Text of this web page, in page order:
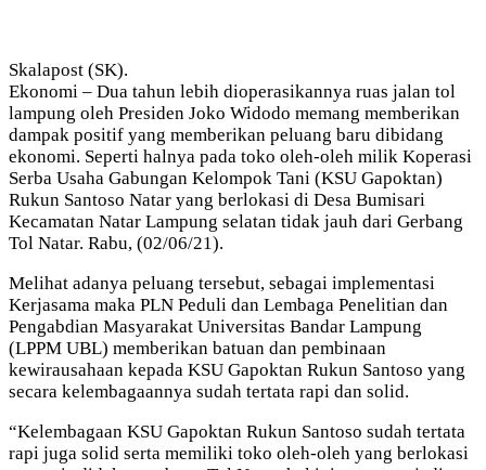
Skalapost (SK).
Ekonomi – Dua tahun lebih dioperasikannya ruas jalan tol
lampung oleh Presiden Joko Widodo memang memberikan
dampak positif yang memberikan peluang baru dibidang
ekonomi. Seperti halnya pada toko oleh-oleh milik Koperasi
Serba Usaha Gabungan Kelompok Tani (KSU Gapoktan)
Rukun Santoso Natar yang berlokasi di Desa Bumisari
Kecamatan Natar Lampung selatan tidak jauh dari Gerbang
Tol Natar. Rabu, (02/06/21).
Melihat adanya peluang tersebut, sebagai implementasi
Kerjasama maka PLN Peduli dan Lembaga Penelitian dan
Pengabdian Masyarakat Universitas Bandar Lampung
(LPPM UBL) memberikan batuan dan pembinaan
kewirausahaan kepada KSU Gapoktan Rukun Santoso yang
secara kelembagaannya sudah tertata rapi dan solid.
“Kelembagaan KSU Gapoktan Rukun Santoso sudah tertata
rapi juga solid serta memiliki toko oleh-oleh yang berlokasi